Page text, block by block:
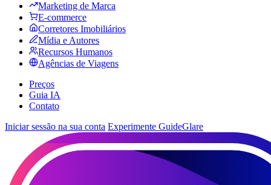
Marketing de Marca
E-commerce
Corretores Imobiliários
Mídia e Autores
Recursos Humanos
Agências de Viagens
Preços
Guia IA
Contato
Iniciar sessão na sua conta Experimente GuideGlare